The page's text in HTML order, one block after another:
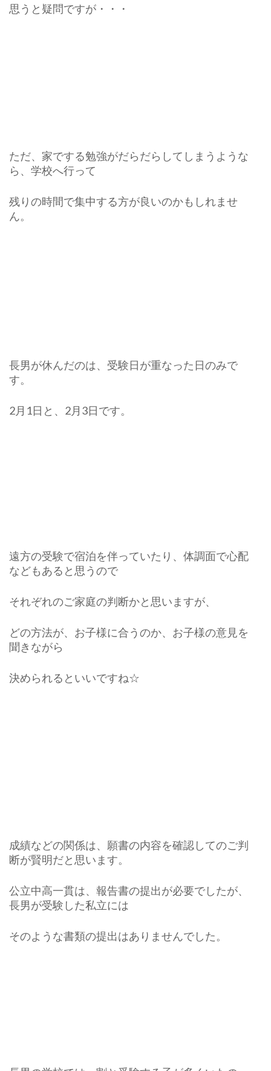
思うと疑問ですが・・・
ただ、家でする勉強がだらだらしてしまうような
ら、学校へ行って
残りの時間で集中する方が良いのかもしれませ
ん。
長男が休んだのは、受験日が重なった日のみで
す。
2月1日と、2月3日です。
遠方の受験で宿泊を伴っていたり、体調面で心配
などもあると思うので
それぞれのご家庭の判断かと思いますが、
どの方法が、お子様に合うのか、お子様の意見を
聞きながら
決められるといいですね☆
成績などの関係は、願書の内容を確認してのご判
断が賢明だと思います。
公立中高一貫は、報告書の提出が必要でしたが、
長男が受験した私立には
そのような書類の提出はありませんでした。